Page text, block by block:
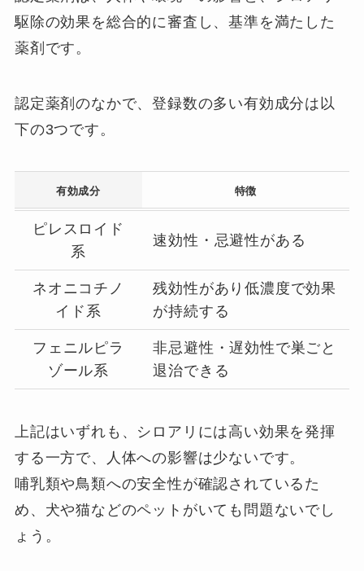
駆除の効果を総合的に審査し、基準を満たした
薬剤です。
認定薬剤のなかで、登録数の多い有効成分は以
下の3つです。
有効成分 特徴
ピレスロイド
系
速効性・忌避性がある
ネオニコチノ
イド系
残効性があり低濃度で効果
が持続する
フェニルピラ
ゾール系
非忌避性・遅効性で巣ごと
退治できる
上記はいずれも、シロアリには高い効果を発揮
する一方で、人体への影響は少ないです。
哺乳類や鳥類への安全性が確認されているた
め、犬や猫などのペットがいても問題ないでし
ょう。